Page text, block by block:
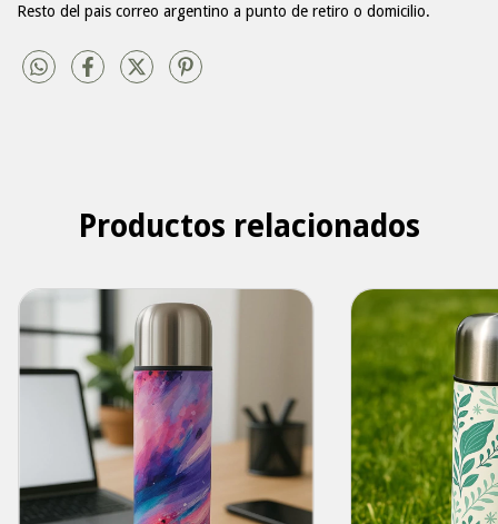
Resto del pais correo argentino a punto de retiro o domicilio.
Productos relacionados